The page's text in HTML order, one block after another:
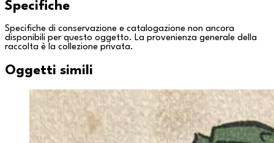
Specifiche
Specifiche di conservazione e catalogazione non ancora
disponibili per questo oggetto. La provenienza generale della
raccolta è la collezione privata.
Oggetti simili